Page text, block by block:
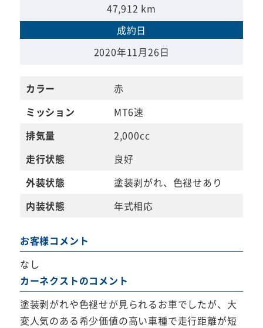
47,912 km
成約日
2020年11月26日
カラー
赤
ミッション
MT6速
排気量
2,000cc
走行状態
良好
外装状態
塗装剥がれ、色褪せあり
内装状態
年式相応
お客様コメント
なし
カーネクストのコメント
塗装剥がれや色褪せが見られるお車でしたが、大
変人気のある希少価値の高い車種で走行距離が短